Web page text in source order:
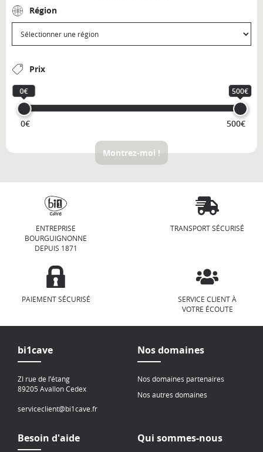
Région
Prix
0€ 500€
0€ 500€
Montrez-moi !
ENTREPRISE
BOURGUIGNONNE
DEPUIS 1871
TRANSPORT SÉCURISÉ
PAIEMENT SÉCURISÉ
SERVICE CLIENT À
VOTRE ÉCOUTE
bi1cave
ZI rue de l’étang
89205 Avallon Cedex
serviceclient@bi1cave.fr
Nos domaines
Nos domaines partenaires
Nos autres domaines
Besoin d'aide Qui sommes-nous